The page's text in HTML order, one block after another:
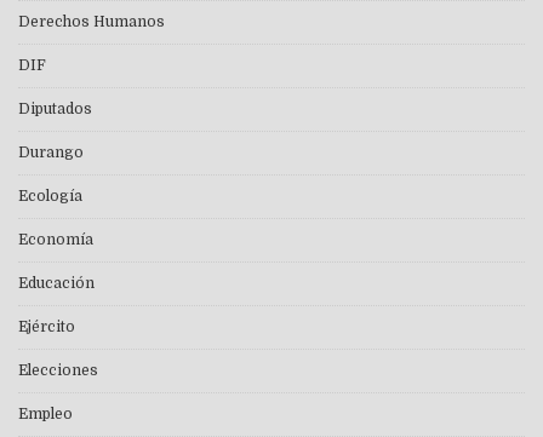
Derechos Humanos
DIF
Diputados
Durango
Ecología
Economía
Educación
Ejército
Elecciones
Empleo